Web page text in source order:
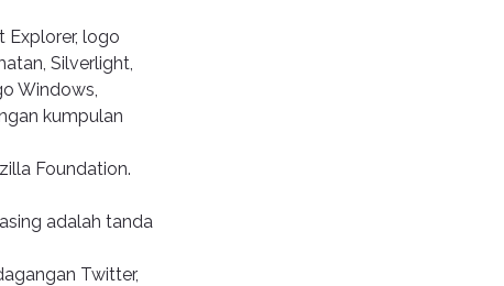
Explorer, logo
Silverlight,
Windows,
kumpulan
Foundation.
adalah tanda
Twitter,